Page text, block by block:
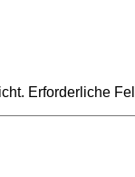
Erforderliche